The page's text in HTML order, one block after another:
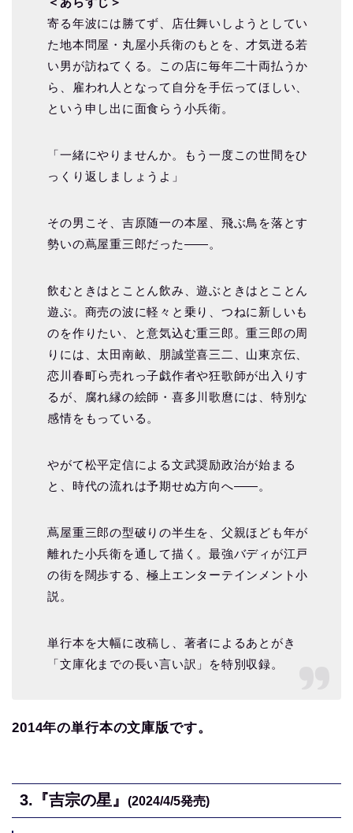
寄る年波には勝てず、店仕舞いしようとしてい
た地本問屋・丸屋小兵衛のもとを、才気迸る若
い男が訪ねてくる。この店に毎年二十両払うか
ら、雇われ人となって自分を手伝ってほしい、
という申し出に面食らう小兵衛。
「一緒にやりませんか。もう一度この世間をひ
っくり返しましょうよ」
その男こそ、吉原随一の本屋、飛ぶ鳥を落とす
勢いの蔦屋重三郎だった――。
飲むときはとことん飲み、遊ぶときはとことん
遊ぶ。商売の波に軽々と乗り、つねに新しいも
のを作りたい、と意気込む重三郎。重三郎の周
りには、太田南畝、朋誠堂喜三二、山東京伝、
恋川春町ら売れっ子戯作者や狂歌師が出入りす
るが、腐れ縁の絵師・喜多川歌麿には、特別な
感情をもっている。
やがて松平定信による文武奨励政治が始まる
と、時代の流れは予期せぬ方向へ――。
蔦屋重三郎の型破りの半生を、父親ほども年が
離れた小兵衛を通して描く。最強バディが江戸
の街を闊歩する、極上エンターテインメント小
説。
単行本を大幅に改稿し、著者によるあとがき
「文庫化までの長い言い訳」を特別収録。
2014年の単行本の文庫版です。
3. 『吉宗の星』 (2024/4/5発売)